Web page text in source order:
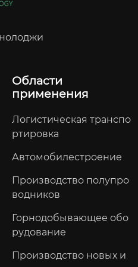
Области
применения
Логистическая транспо
ртировка
Автомобилестроение
Производство полупро
водников
Горнодобывающее обо
рудование
Производство новых и